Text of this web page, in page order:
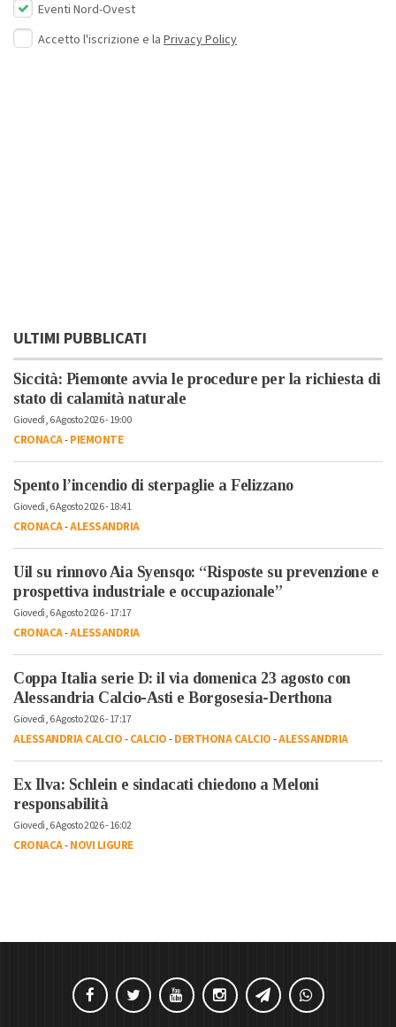
Eventi Nord-Ovest
Accetto l'iscrizione e la Privacy Policy
ULTIMI PUBBLICATI
Siccità: Piemonte avvia le procedure per la richiesta di
stato di calamità naturale
Giovedì, 6 Agosto 2026 - 19:00
CRONACA-PIEMONTE
Spento l’incendio di sterpaglie a Felizzano
Giovedì, 6 Agosto 2026 - 18:41
CRONACA-ALESSANDRIA
Uil su rinnovo Aia Syensqo: “Risposte su prevenzione e
prospettiva industriale e occupazionale”
Giovedì, 6 Agosto 2026 - 17:17
CRONACA-ALESSANDRIA
Coppa Italia serie D: il via domenica 23 agosto con
Alessandria Calcio-Asti e Borgosesia-Derthona
Giovedì, 6 Agosto 2026 - 17:17
ALESSANDRIA CALCIO-CALCIO-DERTHONA CALCIO-ALESSANDRIA
Ex Ilva: Schlein e sindacati chiedono a Meloni
responsabilità
Giovedì, 6 Agosto 2026 - 16:02
CRONACA-NOVI LIGURE